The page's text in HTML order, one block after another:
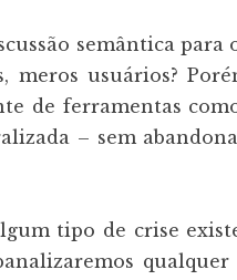
semântica para
meros usuários?
de ferramentas
– sem
tipo de crise